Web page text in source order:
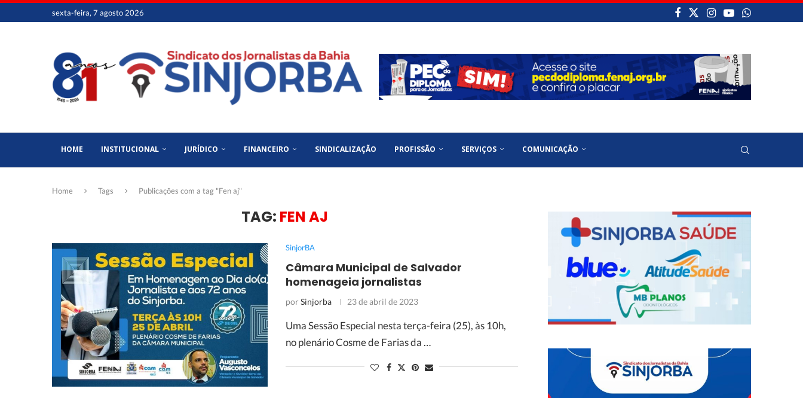
sexta-feira, 7 agosto 2026
HOME INSTITUCIONAL JURÍDICO FINANCEIRO SINDICALIZAÇÃO PROFISSÃO SERVIÇOS COMUNICAÇÃO
Home Tags Publicações com a tag "Fen aj"
TAG: FEN AJ
SinjorBA
Câmara Municipal de Salvador
homenageia jornalistas
porSinjorba 23 de abril de 2023
Uma Sessão Especial nesta terça-feira (25), às 10h,
no plenário Cosme de Farias da …